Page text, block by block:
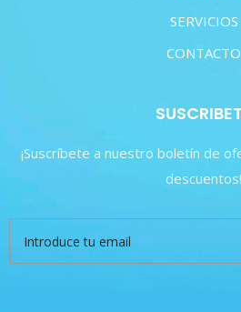
SERVICIOS
CONTACTO
¡Suscríbete a nuestro boletín de
descuentos!